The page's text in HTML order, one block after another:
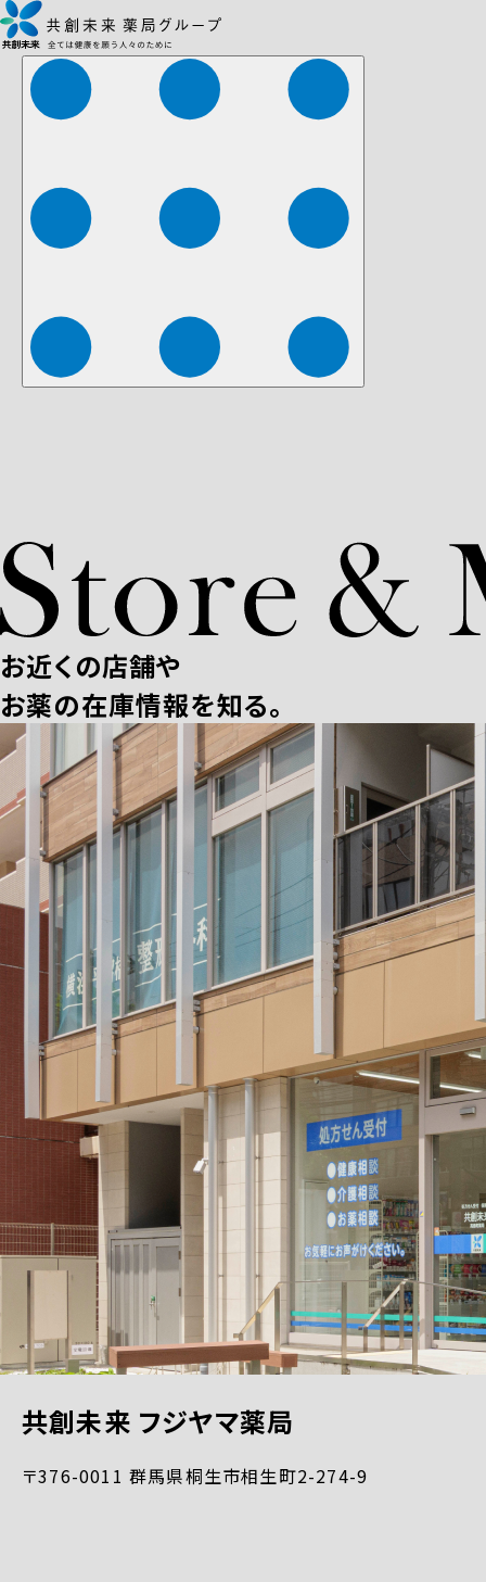
株式会社ファーマみらい 株式会社ストレチア
お近くの店舗や
お薬の在庫情報を知る。
共創未来 フジヤマ薬局
〒376-0011 群馬県桐生市相生町2-274-9